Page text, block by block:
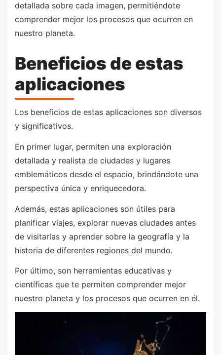
detallada sobre cada imagen, permitiéndote
comprender mejor los procesos que ocurren en
nuestro planeta.
Beneficios de estas
aplicaciones
Los beneficios de estas aplicaciones son diversos
y significativos.
En primer lugar, permiten una exploración
detallada y realista de ciudades y lugares
emblemáticos desde el espacio, brindándote una
perspectiva única y enriquecedora.
Además, estas aplicaciones son útiles para
planificar viajes, explorar nuevas ciudades antes
de visitarlas y aprender sobre la geografía y la
historia de diferentes regiones del mundo.
Por último, son herramientas educativas y
científicas que te permiten comprender mejor
nuestro planeta y los procesos que ocurren en él.